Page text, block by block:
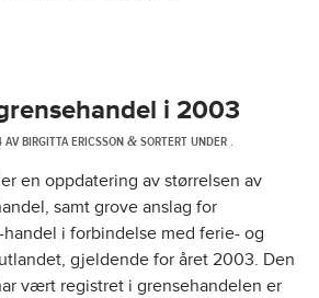
i 2003
AVBIRGITTA ERICSSON &SORTERT UNDER .
en oppdatering av størrelsen av
samt grove anslag for
i forbindelse med ferie- og
gjeldende for året 2003. Den
vært registret i grensehandelen er